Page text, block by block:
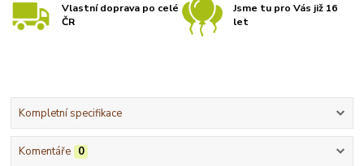
Vlastní doprava po celé
ČR
Jsme tu pro Vás již 16
let
Kompletní specifikace
Komentáře 0